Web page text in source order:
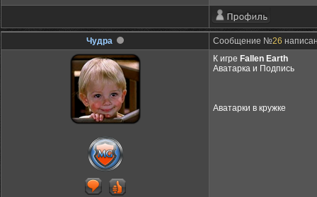
Чудра Сообщение №26
К игре Fallen Earth
Аватарка и Подпись
Аватарки в кружке